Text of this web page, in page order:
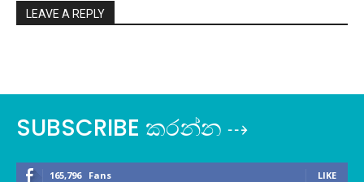
LEAVE A REPLY
SUBSCRIBE කරන්න ⇢
165,796 Fans LIKE